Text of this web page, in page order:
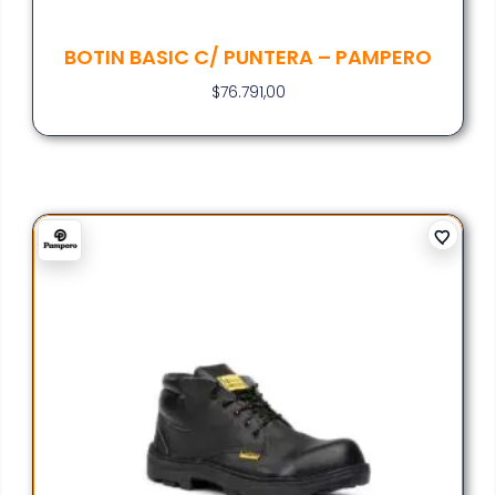
BOTIN BASIC C/ PUNTERA – PAMPERO
$76.791,00